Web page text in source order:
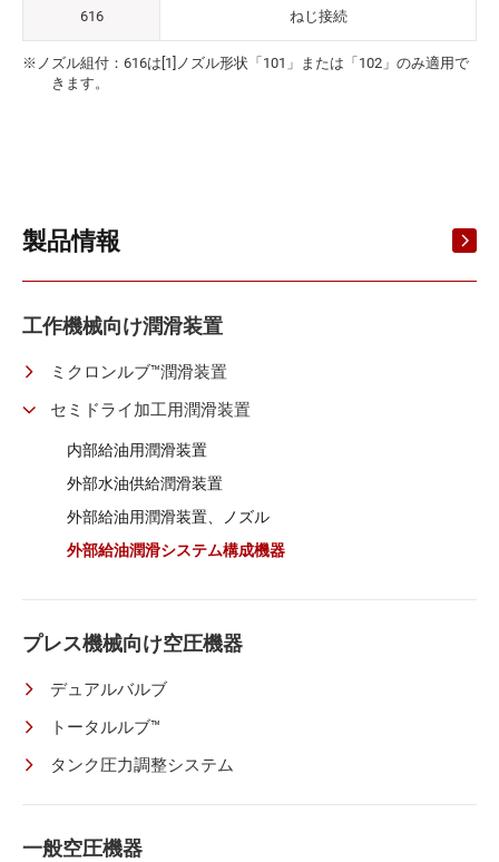
製品情報
工作機械向け潤滑装置
ミクロンルブ™潤滑装置
セミドライ加工用潤滑装置
内部給油用潤滑装置
外部水油供給潤滑装置
外部給油用潤滑装置、ノズル
外部給油潤滑システム構成機器
プレス機械向け空圧機器
デュアルバルブ
トータルルブ™
タンク圧力調整システム
一般空圧機器
616 ねじ接続
※ノズル組付：616は[1]ノズル形状「101」または「102」のみ適用で
きます。